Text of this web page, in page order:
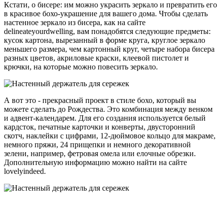
Кстати, о бисере: им можно украсить зеркало и превратить его
в красивое бохо-украшение для вашего дома. Чтобы сделать
настенное зеркало из бисера, как на сайте
delineateyourdwelling, вам понадобятся следующие предметы:
кусок картона, вырезанный в форме круга, круглое зеркало
меньшего размера, чем картонный круг, четыре набора бисера
разных цветов, акриловые краски, клеевой пистолет и
крючки, на которые можно повесить зеркало.
А вот это - прекрасный проект в стиле бохо, который вы
можете сделать до Рождества. Это комбинация между венком
и адвент-календарем. Для его создания используется белый
кардсток, печатные карточки и конверты, двусторонний
скотч, наклейки с цифрами, 12-дюймовое кольцо для макраме,
немного пряжи, 24 прищепки и немного декоративной
зелени, например, фетровая омела или елочные обрезки.
Дополнительную информацию можно найти на сайте
lovelyindeed.